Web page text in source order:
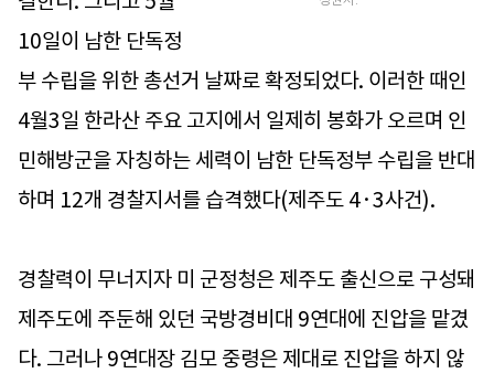
10일이 남한 단독정
부 수립을 위한 총선거 날짜로 확정되었다. 이러한 때인
4월3일 한라산 주요 고지에서 일제히 봉화가 오르며 인
민해방군을 자칭하는 세력이 남한 단독정부 수립을 반대
하며 12개 경찰지서를 습격했다(제주도 4·3사건).
경찰력이 무너지자 미 군정청은 제주도 출신으로 구성돼
제주도에 주둔해 있던 국방경비대 9연대에 진압을 맡겼
다. 그러나 9연대장 김모 중령은 제대로 진압을 하지 않